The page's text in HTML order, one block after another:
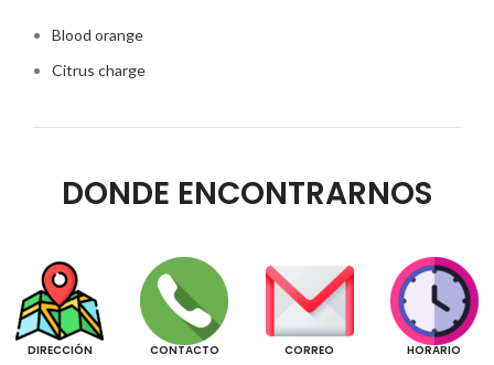
Blood orange
Citrus charge
DONDE ENCONTRARNOS
DIRECCIÓN CONTACTO CORREO HORARIO